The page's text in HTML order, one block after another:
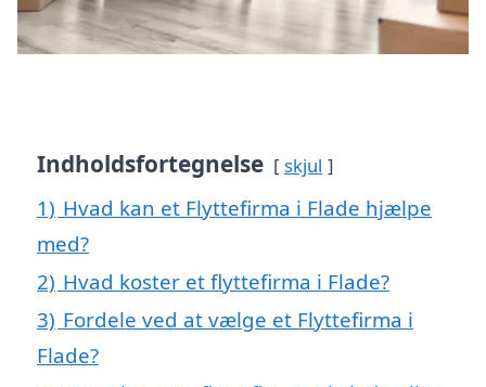
Indholdsfortegnelse skjul
1) Hvad kan et Flyttefirma i Flade hjælpe
med?
2) Hvad koster et flyttefirma i Flade?
3) Fordele ved at vælge et Flyttefirma i
Flade?